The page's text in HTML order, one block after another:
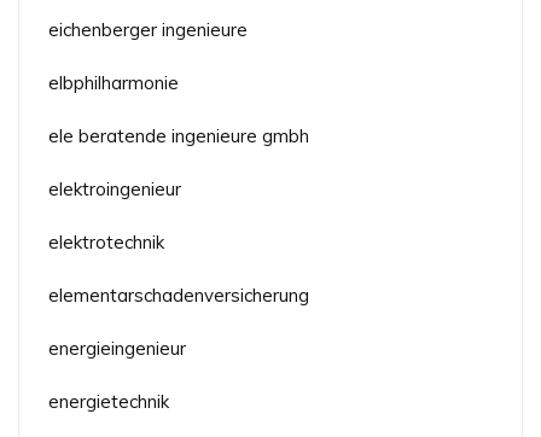
eichenberger ingenieure
elbphilharmonie
ele beratende ingenieure gmbh
elektroingenieur
elektrotechnik
elementarschadenversicherung
energieingenieur
energietechnik